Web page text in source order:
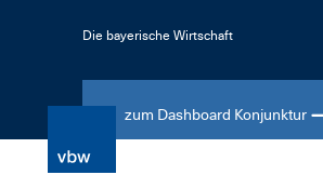
Die bayerische Wirtschaft
zum Dashboard Konjunktur